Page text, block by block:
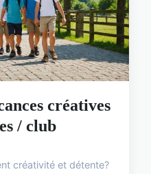
créatives
/ club
créativité et détente?